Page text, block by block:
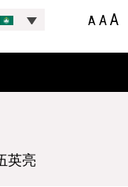
A AA
英亮